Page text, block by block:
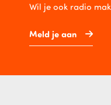
Wil je ook radio
Meld je aan